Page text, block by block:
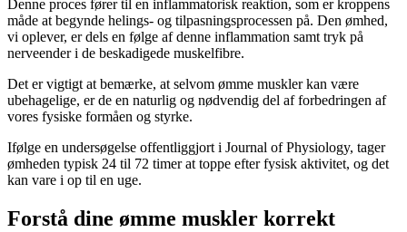
Denne proces fører til en inflammatorisk reaktion, som er kroppens
måde at begynde helings- og tilpasningsprocessen på. Den ømhed,
vi oplever, er dels en følge af denne inflammation samt tryk på
nerveender i de beskadigede muskelfibre.
Det er vigtigt at bemærke, at selvom ømme muskler kan være
ubehagelige, er de en naturlig og nødvendig del af forbedringen af
vores fysiske formåen og styrke.
Ifølge en undersøgelse offentliggjort i Journal of Physiology, tager
ømheden typisk 24 til 72 timer at toppe efter fysisk aktivitet, og det
kan vare i op til en uge.
Forstå dine ømme muskler korrekt